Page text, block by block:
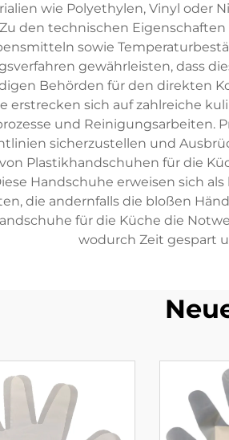
wie Polyethylen, Vinyl
den technischen
sowie
gewährleisten, dass
Behörden für den direkten
erstrecken sich auf zahlreiche
und Reinigungsarbeiten.
sicherzustellen und
Plastikhandschuhen für die
Handschuhe erweisen sich
die andernfalls die bloßen
für die Küche die
wodurch Zeit gespart